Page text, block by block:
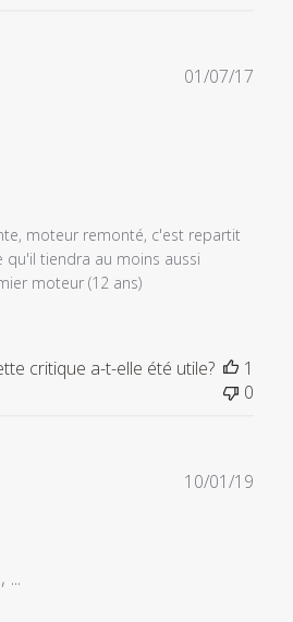
moteur remonté, c'est repartit
qu'il tiendra au moins aussi
moteur (12 ans)
01/07/17
critique a-t-elle été utile?
1
0
10/01/19